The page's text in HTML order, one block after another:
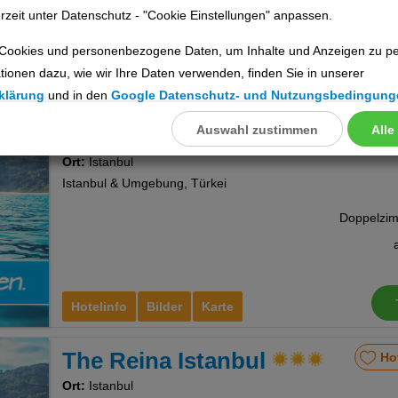
unter Datenschutz - "Cookie Einstellungen" anpassen.
und personenbezogene Daten, um Inhalte und Anzeigen zu
dazu, wie wir Ihre Daten verwenden, finden Sie in unserer
und in den Google Datenschutz- und
Alle
Auswahl zustimmen
Hotelinfo Bilder Karte
Ort:Istanbul
Istanbul & Umgebung, Türkei
The Reina Istanbul
Ort: Istanbul